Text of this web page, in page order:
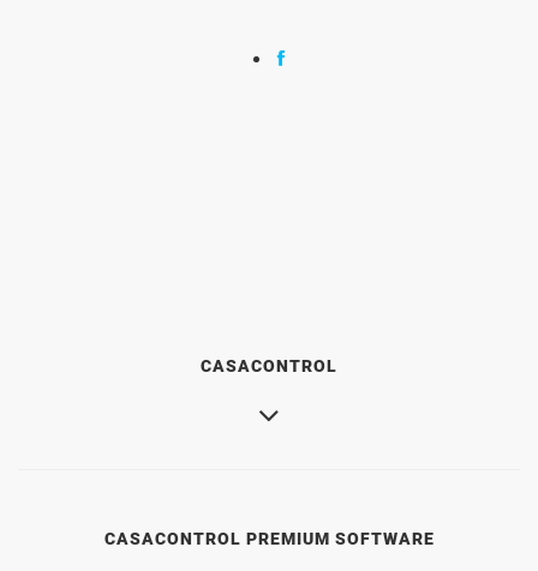
CASACONTROL
CASACONTROL PREMIUM SOFTWARE